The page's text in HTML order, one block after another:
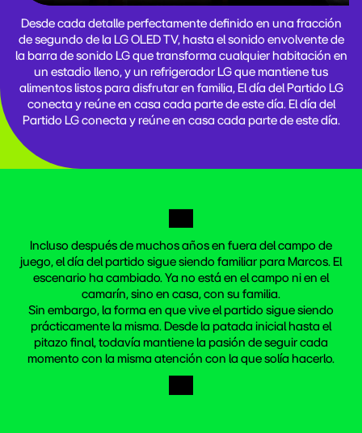
Desde cada detalle perfectamente definido en una fracción
de segundo de la LG OLED TV, hasta el sonido envolvente de
la barra de sonido LG que transforma cualquier habitación en
un estadio lleno, y un refrigerador LG que mantiene tus
alimentos listos para disfrutar en familia, El día del Partido LG
conecta y reúne en casa cada parte de este día. El día del
Partido LG conecta y reúne en casa cada parte de este día.
Incluso después de muchos años en fuera del campo de
juego, el día del partido sigue siendo familiar para Marcos. El
escenario ha cambiado. Ya no está en el campo ni en el
camarín, sino en casa, con su familia.
Sin embargo, la forma en que vive el partido sigue siendo
prácticamente la misma. Desde la patada inicial hasta el
pitazo final, todavía mantiene la pasión de seguir cada
momento con la misma atención con la que solía hacerlo.